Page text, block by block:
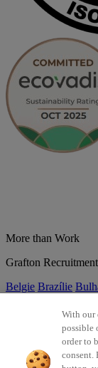
More than Work
Grafton
Belgie Brazílie
Německo
©2026 Všechna
With our
possible
order to